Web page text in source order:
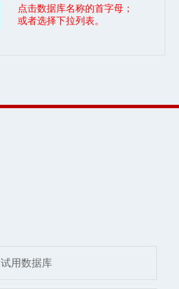
点击数据库名称的首字母；
或者选择下拉列表。
试用数据库